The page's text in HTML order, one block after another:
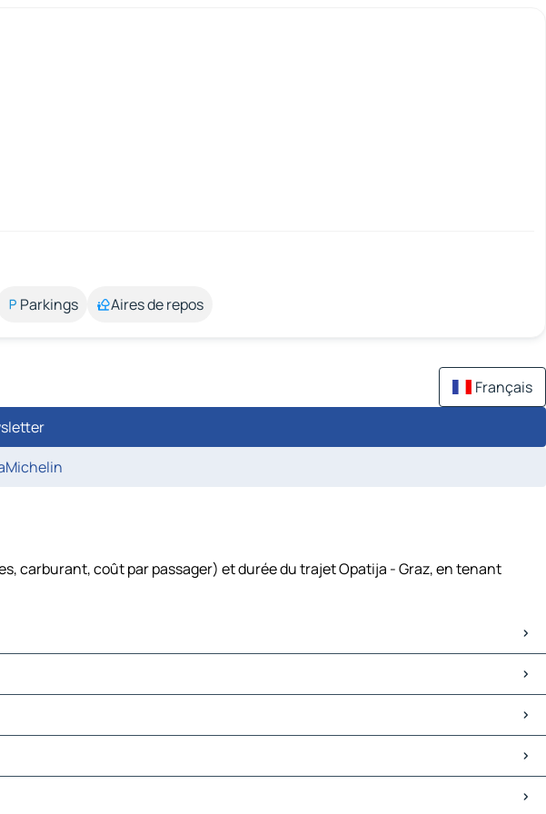
Parkings Aires de repos
Français
carburant, coût par passager) et durée du trajet Opatija - Graz, en tenant